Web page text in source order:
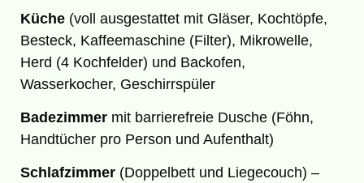
Küche (voll ausgestattet mit Gläser, Kochtöpfe,
Besteck, Kaffeemaschine (Filter), Mikrowelle,
Herd (4 Kochfelder) und Backofen,
Wasserkocher, Geschirrspüler
Badezimmer mit barrierefreie Dusche (Föhn,
Handtücher pro Person und Aufenthalt)
Schlafzimmer (Doppelbett und Liegecouch) –